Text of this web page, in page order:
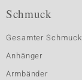
Schmuck
Gesamter Schmuck
Anhänger
Armbänder